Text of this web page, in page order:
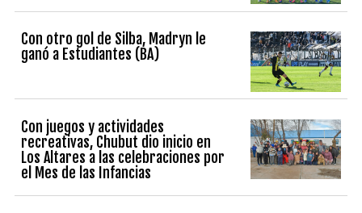
Con otro gol de Silba, Madryn le
ganó a Estudiantes (BA)
Con juegos y actividades
recreativas, Chubut dio inicio en
Los Altares a las celebraciones por
el Mes de las Infancias